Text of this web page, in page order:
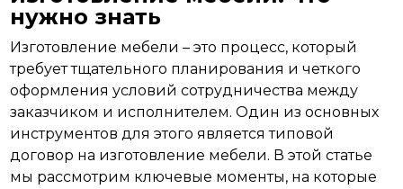
нужно знать
Изготовление мебели – это процесс, который
требует тщательного планирования и четкого
оформления условий сотрудничества между
заказчиком и исполнителем.Один из основных
инструментов для этого является типовой
договор на изготовление мебели. В этой статье
мы рассмотрим ключевые моменты, на которые